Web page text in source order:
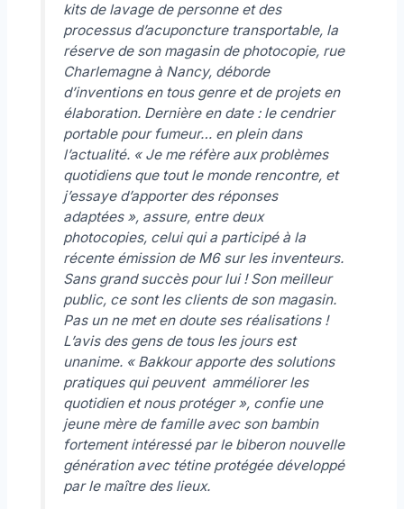
kits de lavage de personne et des
processus d’acuponcture transportable, la
réserve de son magasin de photocopie, rue
Charlemagne à Nancy, déborde
d’inventions en tous genre et de projets en
élaboration. Dernière en date : le cendrier
portable pour fumeur… en plein dans
l’actualité. « Je me réfère aux problèmes
quotidiens que tout le monde rencontre, et
j’essaye d’apporter des réponses
adaptées », assure, entre deux
photocopies, celui qui a participé à la
récente émission de M6 sur les inventeurs.
Sans grand succès pour lui ! Son meilleur
public, ce sont les clients de son magasin.
Pas un ne met en doute ses réalisations !
L’avis des gens de tous les jours est
unanime. « Bakkour apporte des solutions
pratiques qui peuvent amméliorer les
quotidien et nous protéger », confie une
jeune mère de famille avec son bambin
fortement intéressé par le biberon nouvelle
génération avec tétine protégée développé
par le maître des lieux.